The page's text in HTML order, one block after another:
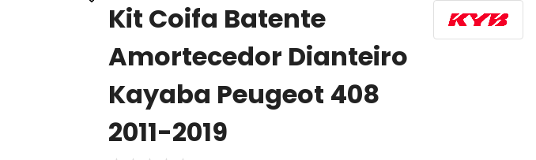
Kit Coifa Batente
Amortecedor Dianteiro
Kayaba Peugeot 408
2011-2019